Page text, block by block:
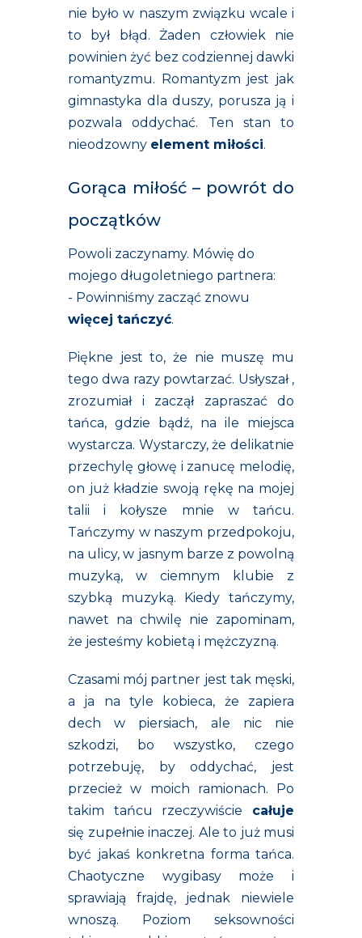
nie było w naszym związku wcale i
to był błąd. Żaden człowiek nie
powinien żyć bez codziennej dawki
romantyzmu. Romantyzm jest jak
gimnastyka dla duszy, porusza ją i
pozwala oddychać. Ten stan to
nieodzowny element miłości.
Gorąca miłość – powrót do
początków
Powoli zaczynamy. Mówię do
mojego długoletniego partnera:
- Powinniśmy zacząć znowu
więcej tańczyć.
Piękne jest to, że nie muszę mu
tego dwa razy powtarzać. Usłyszał ,
zrozumiał i zaczął zapraszać do
tańca, gdzie bądź, na ile miejsca
wystarcza. Wystarczy, że delikatnie
przechylę głowę i zanucę melodię,
on już kładzie swoją rękę na mojej
talii i kołysze mnie w tańcu.
Tańczymy w naszym przedpokoju,
na ulicy, w jasnym barze z powolną
muzyką, w ciemnym klubie z
szybką muzyką. Kiedy tańczymy,
nawet na chwilę nie zapominam,
że jesteśmy kobietą i mężczyzną.
Czasami mój partner jest tak męski,
a ja na tyle kobieca, że zapiera
dech w piersiach, ale nic nie
szkodzi, bo wszystko, czego
potrzebuję, by oddychać, jest
przecież w moich ramionach. Po
takim tańcu rzeczywiście całuje
się zupełnie inaczej. Ale to już musi
być jakaś konkretna forma tańca.
Chaotyczne wygibasy może i
sprawiają frajdę, jednak niewiele
wnoszą. Poziom seksowności